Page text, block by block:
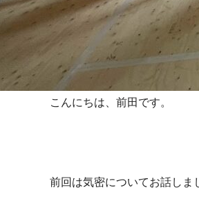
こんにちは、前田です。
前回は気密についてお話しま